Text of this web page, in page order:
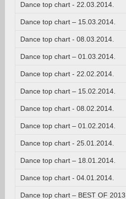
Dance top chart - 22.03.2014.
Dance top chart – 15.03.2014.
Dance top chart - 08.03.2014.
Dance top chart – 01.03.2014.
Dance top chart - 22.02.2014.
Dance top chart – 15.02.2014.
Dance top chart - 08.02.2014.
Dance top chart – 01.02.2014.
Dance top chart - 25.01.2014.
Dance top chart – 18.01.2014.
Dance top chart - 04.01.2014.
Dance top chart – BEST OF 2013